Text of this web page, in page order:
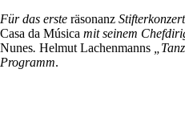
Für das erste räsonanz
Casa da Música mit seinem
Nunes. Helmut Lachenmanns
Programm.